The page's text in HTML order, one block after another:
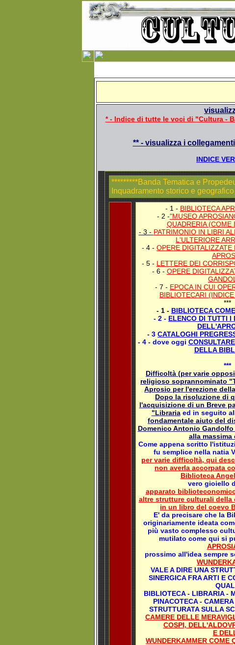
* - Indice di tutte le voci di "Cultura -
** - visualizza i
INDICE
*********Banda Tematica e
Inquadramento storico e geografico
- 1 - BIBLIOTECA
- 2 -"MUSEO
QUADRERIA (COME
- 3 - PATRIMONIO IN LIBRI
L'ULTERIORE
- 4 - OPERE DIGITALIZZATE
- 5 - LETTERE DEI
- 6 - OPERE
- 7 - EPOCA IN CUI
BIBLIOTECARI
***
- 1 - BIBLIOTECA
- 2 - ELENCO DI TUTTI I
- 3 CATALOGHI
- 4 - dove oggi
DELLA
***
Difficoltà (per varie
religioso soprannominato
Aprosio per l'erezione
Dopo la risoluzione di
l'acquisizione di un Breve
"Librariaed in seguito
fondamentale aiuto del
Domenico Antonio
alla massima
Come appena scritto
fu semplice nella natia
per varie difficoltà, qui
non averla accorpata
Biblioteca
vero gioiello
apparato
altre strutture culturali della
in un libro del coevo
E' da precisare che la
originariamente ideata
più vasto complesso
mutilato come qui si
prossimo all'idea sempre
VALE A DIRE UNA
SINERGICA FRA ARTI E
BIBLIOTECA - LIBRARIA -
PINACOTECA -
STRUTTURATA SULLA
CAMERE DELLE
COSPI,
E
WUNDERKAMMER COME